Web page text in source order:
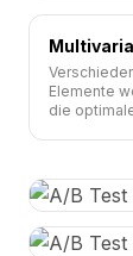
Elemente
die